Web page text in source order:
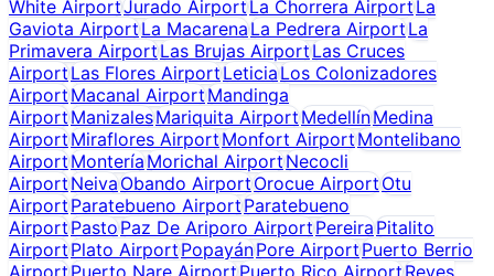
White AirportJurado AirportLa Chorrera Airport La
Gaviota AirportLa MacarenaLa Pedrera Airport La
Primavera AirportLas Brujas AirportLas Cruces
AirportLas Flores AirportLeticiaLos Colonizadores
AirportMacanal AirportMandinga
AirportManizalesMariquita AirportMedellínMedina
AirportMiraflores AirportMonfort AirportMontelibano
AirportMonteríaMorichal AirportNecocli
AirportNeivaObando AirportOrocue AirportOtu
AirportParatebueno AirportParatebueno
AirportPastoPaz De Ariporo AirportPereiraPitalito
AirportPlato AirportPopayánPore AirportPuerto Berrio
AirportPuerto Nare AirportPuerto Rico AirportReyes